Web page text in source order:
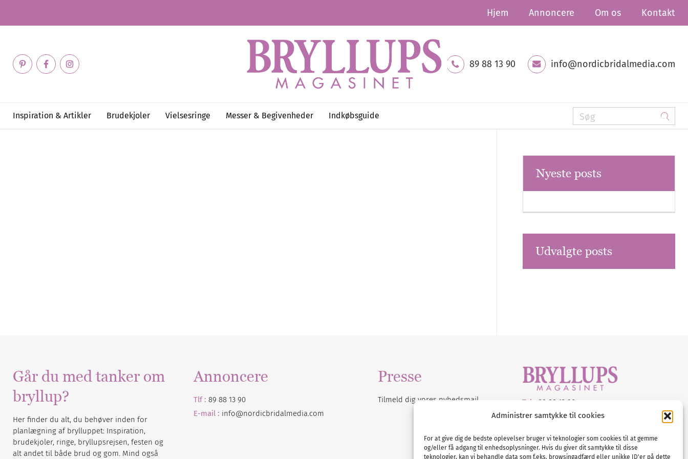
Administrer samtykke til cookies
For at give dig de bedste oplevelser bruger vi teknologier som cookies til at gemme
og/eller få adgang til enhedsoplysninger. Hvis du giver dit samtykke til disse
teknologier, kan vi behandle data som f.eks. browsingadfærd eller unikke ID'er på dette
Hjem Annoncere Om os Kontakt
89 88 13 90 info@nordicbridalmedia.com
Inspiration & Artikler Brudekjoler Vielsesringe Messer & Begivenheder Indkøbsguide
Nyeste posts
Udvalgte posts
Går du med tanker om
bryllup?
Her finder du alt, du behøver inden for
planlægning af brylluppet: Inspiration,
brudekjoler, ringe, bryllupsrejsen, festen og
alt andet til både brud og gom. Mind også
Annoncere
Tlf : 89 88 13 90
E-mail : info@nordicbridalmedia.com
Presse
Tilmeld dig vores nyhedsmail Tel :
89 88 13 90
E-post:info@nordicbridalmedia.com
© All rights reserved.
Org.nr: DK34787271